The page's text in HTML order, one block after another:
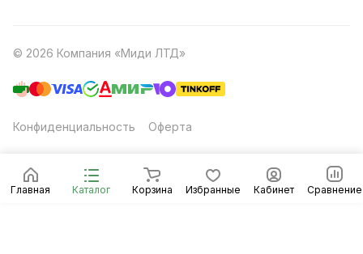
Главная Каталог Корзина Избранные Кабинет Сравнение
© 2026 Компания «Миди ЛТД»
Конфиденциальность Оферта